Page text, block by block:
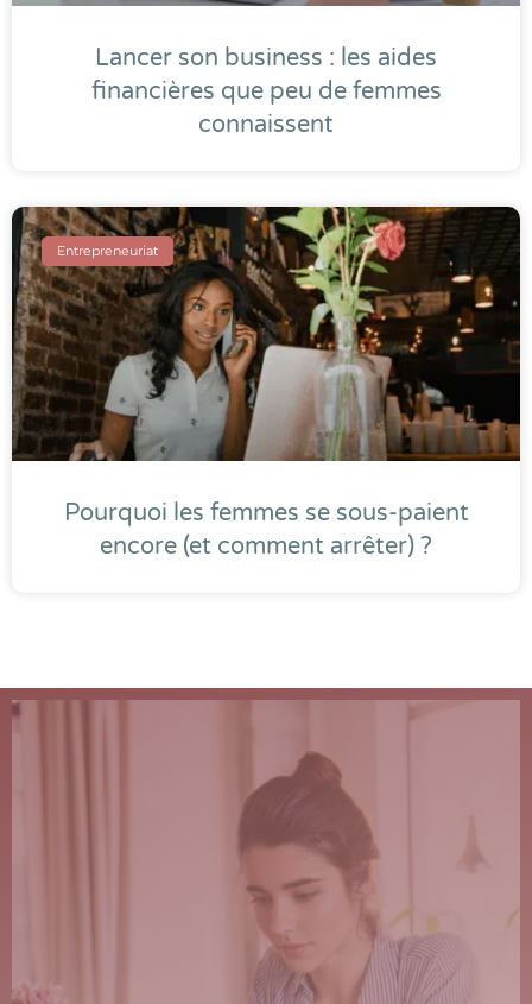
Lancer son business : les aides
financières que peu de femmes
connaissent
Entrepreneuriat
Pourquoi les femmes se sous-paient
encore (et comment arrêter) ?